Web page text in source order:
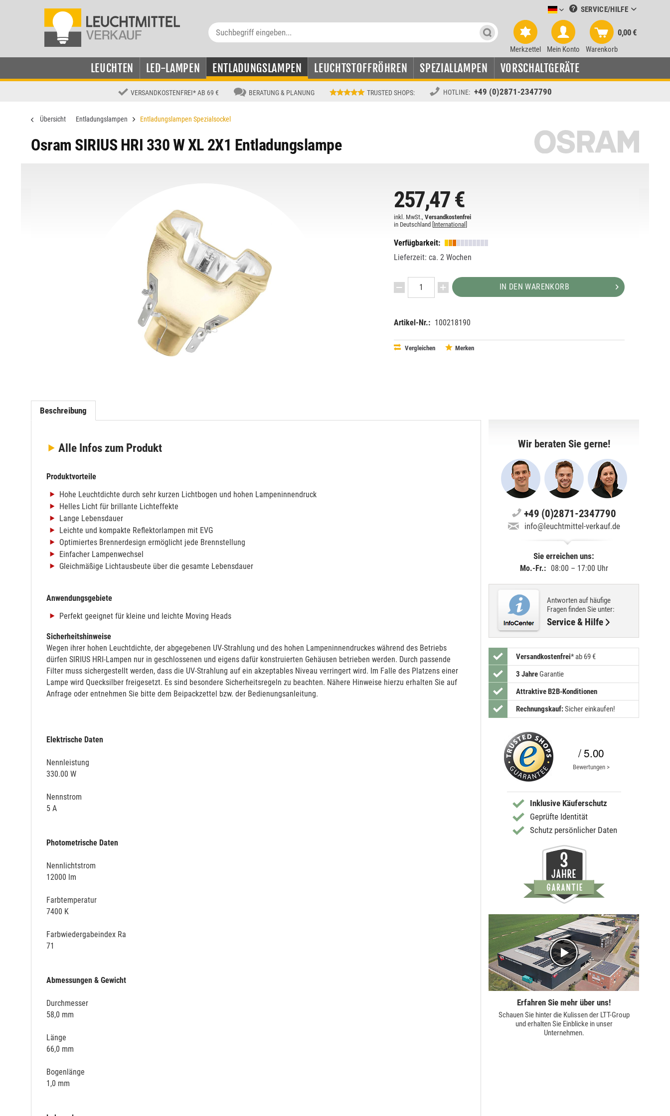
Leuchtmittel-Verkauf deutsch
SERVICE/HILFE
Merkzettel Mein Konto Warenkorb
0,00 €
LEUCHTEN LED-LAMPEN ENTLADUNGSLAMPEN LEUCHTSTOFFRÖHREN SPEZIALLAMPEN VORSCHALTGERÄTE
VERSANDKOSTENFREI* AB 69 € BERATUNG & PLANUNG TRUSTED SHOPS: HOTLINE: +49 (0)2871-2347790
Übersicht Entladungslampen Entladungslampen Spezialsockel
Osram SIRIUS HRI 330 W XL 2X1 Entladungslampe
257,47 €
inkl. MwSt., Versandkostenfrei
in Deutschland [International]
Verfügbarkeit:
Lieferzeit: ca. 2 Wochen
IN DEN WARENKORB
Artikel-Nr.: 100218190
Vergleichen Merken
Beschreibung
Alle Infos zum Produkt
Produktvorteile
Hohe Leuchtdichte durch sehr kurzen Lichtbogen und hohen Lampeninnendruck
Helles Licht für brillante Lichteffekte
Lange Lebensdauer
Leichte und kompakte Reflektorlampen mit EVG
Optimiertes Brennerdesign ermöglicht jede Brennstellung
Einfacher Lampenwechsel
Gleichmäßige Lichtausbeute über die gesamte Lebensdauer
Anwendungsgebiete
Perfekt geeignet für kleine und leichte Moving Heads
Sicherheitshinweise
Wegen ihrer hohen Leuchtdichte, der abgegebenen UV-Strahlung und des hohen Lampeninnendruckes während des Betriebs
dürfen SIRIUS HRI-Lampen nur in geschlossenen und eigens dafür konstruierten Gehäusen betrieben werden. Durch passende
Filter muss sichergestellt werden, dass die UV-Strahlung auf ein akzeptables Niveau verringert wird. Im Falle des Platzens einer
Lampe wird Quecksilber freigesetzt. Es sind besondere Sicherheitsregeln zu beachten. Nähere Hinweise hierzu erhalten Sie auf
Anfrage oder entnehmen Sie bitte dem Beipackzettel bzw. der Bedienungsanleitung.
Elektrische Daten
Nennleistung
330.00 W
Nennstrom
5 A
Photometrische Daten
Nennlichtstrom
12000 lm
Farbtemperatur
7400 K
Farbwiedergabeindex Ra
71
Abmessungen & Gewicht
Durchmesser
58,0 mm
Länge
66,0 mm
Bogenlänge
1,0 mm
Wir beraten Sie gerne!
+49 (0)2871-2347790
info@leuchtmittel-verkauf.de
Sie erreichen uns:
Mo.-Fr.: 08:00 – 17:00 Uhr
Antworten auf häufige
Fragen finden Sie unter:
Service & Hilfe
Versandkostenfrei* ab 69 €
3 Jahre Garantie
Attraktive B2B-Konditionen
Rechnungskauf:Sicher einkaufen!
/ 5.00
Bewertungen >
Inklusive Käuferschutz
Geprüfte Identität
Schutz persönlicher Daten
Erfahren Sie mehr über uns!
Schauen Sie hinter die Kulissen der LTT-Group
und erhalten Sie Einblicke in unser
Unternehmen.